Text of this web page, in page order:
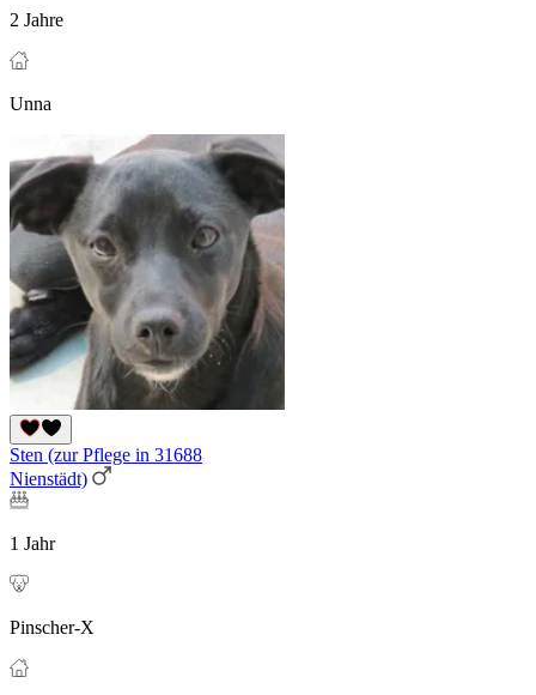
2 Jahre
Unna
Sten (zur Pflege in 31688
Nienstädt)
1 Jahr
Pinscher-X